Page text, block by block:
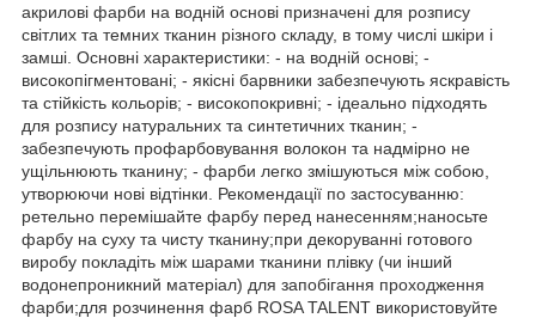
акрилові фарби на водній основі призначені для розпису
світлих та темних тканин різного складу, в тому числі шкіри і
замші. Основні характеристики: - на водній основі; -
високопігментовані; - якісні барвники забезпечують яскравість
та стійкість кольорів; - високопокривні; - ідеально підходять
для розпису натуральних та синтетичних тканин; -
забезпечують профарбовування волокон та надмірно не
ущільнюють тканину; - фарби легко змішуються між собою,
утворюючи нові відтінки. Рекомендації по застосуванню:
ретельно перемішайте фарбу перед нанесенням;наносьте
фарбу на суху та чисту тканину;при декоруванні готового
виробу покладіть між шарами тканини плівку (чи інший
водонепроникний матеріал) для запобігання проходження
фарби;для розчинення фарб ROSA TALENT використовуйте